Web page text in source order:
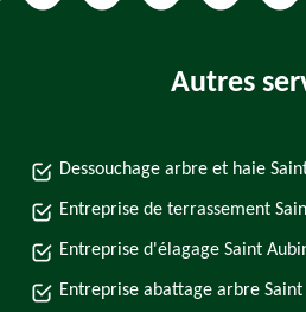
Autres
Dessouchage arbre et haie
Entreprise de terrassement
Entreprise d'élagage Saint
Entreprise abattage arbre